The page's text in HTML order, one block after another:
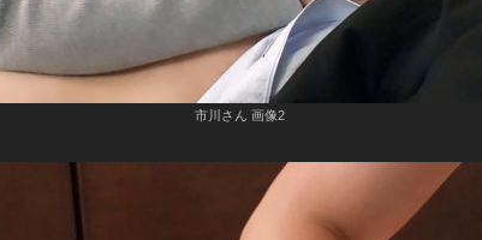
市川さん 画像2